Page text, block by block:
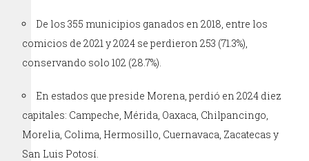
De los 355 municipios ganados en 2018, entre los
comicios de 2021 y 2024 se perdieron 253 (71.3%),
conservando solo 102 (28.7%).
En estados que preside Morena, perdió en 2024 diez
capitales: Campeche, Mérida, Oaxaca, Chilpancingo,
Morelia, Colima, Hermosillo, Cuernavaca, Zacatecas y
San Luis Potosí.